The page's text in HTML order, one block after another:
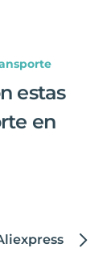
estas
en